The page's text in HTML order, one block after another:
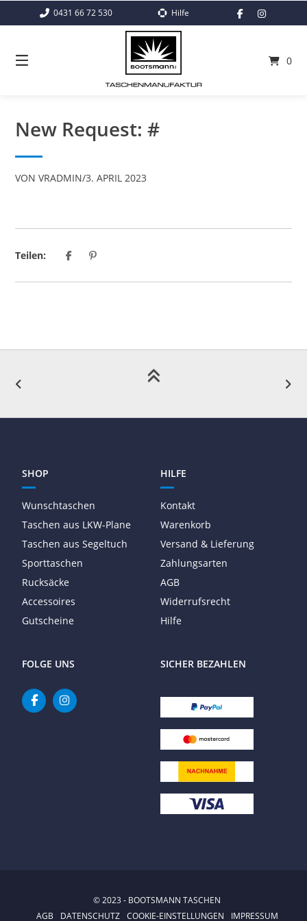
0431 66 72 530 Hilfe
0
New Request: #
VONVRADMIN/3. APRIL 2023
Teilen:
SHOP
Wunschtaschen
Taschen aus LKW-Plane
Taschen aus Segeltuch
Sporttaschen
Rucksäcke
Accessoires
Gutscheine
HILFE
Kontakt
Warenkorb
Versand & Lieferung
Zahlungsarten
AGB
Widerrufsrecht
Hilfe
FOLGE UNS SICHER BEZAHLEN
© 2023 - BOOTSMANN TASCHEN
AGB
DATENSCHUTZ COOKIE-EINSTELLUNGEN IMPRESSUM